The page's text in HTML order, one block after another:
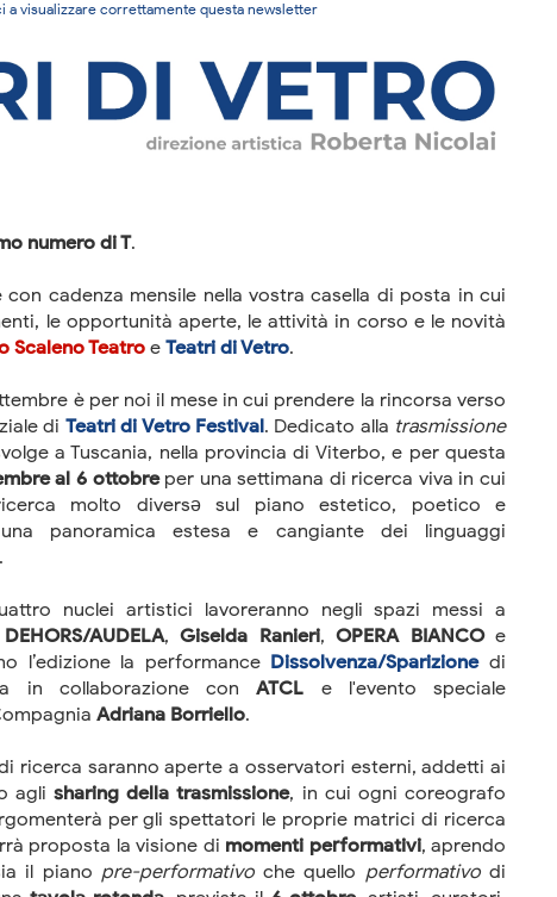
a visualizzare correttamente questa newsletter
numero di T.
cadenza mensile nella vostra casella di posta in cui
le opportunità aperte, le attività in corso e le novità
Scaleno Teatroe Teatri di Vetro.
è per noi il mese in cui prendere la rincorsa verso
di Teatri di Vetro Festival. Dedicato alla trasmissione
a Tuscania, nella provincia di Viterbo, e per questa
al 6 ottobreper una settimana di ricerca viva in cui
molto diversə sul piano estetico, poetico e
panoramica estesa e cangiante dei linguaggi
nuclei artistici lavoreranno negli spazi messi a
DEHORS/AUDELA, Giselda Ranieri, OPERA BIANCOe
l’edizione la performance Dissolvenza/Sparizionedi
in collaborazione conATCL e l'evento speciale
Adriana Borriello.
ricerca saranno aperte a osservatori esterni, addetti ai
agli sharing della trasmissione, in cui ogni coreografo
per gli spettatori le proprie matrici di ricerca
proposta la visione di momenti performativi, aprendo
il piano pre-performativoche quello performativodi